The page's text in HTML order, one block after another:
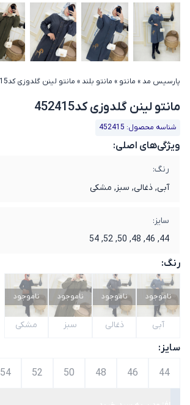
پارسیس مد» مانتو » مانتو بلند» مانتو لینن گلدوزی کد452415
مانتو لینن گلدوزی کد452415
شناسه محصول: 452415
ویژگی‌های اصلی:
رنگ:
آبی, ذغالی, سبز, مشکی
سایز:
44, 46, 48, 50, 52, 54
رنگ:
ناموجود
آبی
ناموجود
ذغالی
ناموجود
سبز
ناموجود
مشکی
سایز:
44
46
48
50
52
54